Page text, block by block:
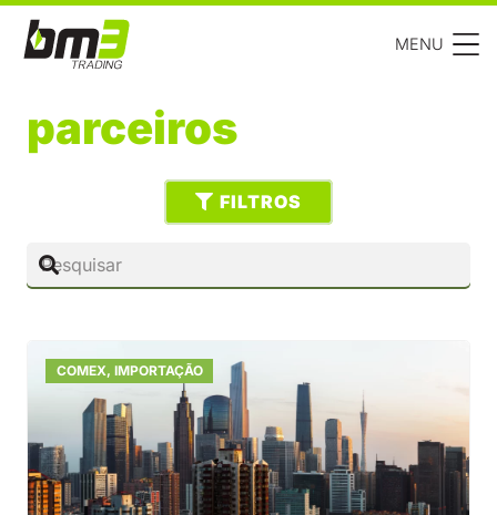
MENU
parceiros
FILTROS
COMEX, IMPORTAÇÃO